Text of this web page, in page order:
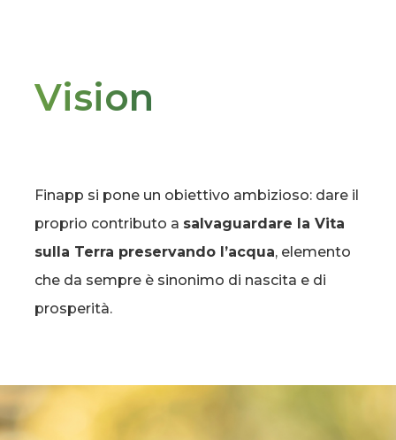
Vision
Finapp si pone un obiettivo ambizioso: dare il
proprio contributo a salvaguardare la Vita
sulla Terra preservando l’acqua, elemento
che da sempre è sinonimo di nascita e di
prosperità.